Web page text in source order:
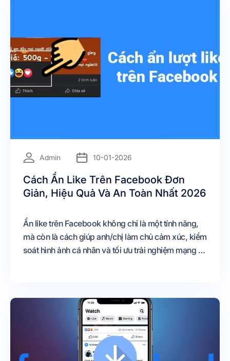
Admin 10-01-2026
Cách Ẩn Like Trên Facebook Đơn
Giản, Hiệu Quả Và An Toàn Nhất 2026
Ẩn like trên Facebook không chỉ là một tính năng,
mà còn là cách giúp anh/chị làm chủ cảm xúc, kiểm
soát hình ảnh cá nhân và tối ưu trải nghiệm mạng xã